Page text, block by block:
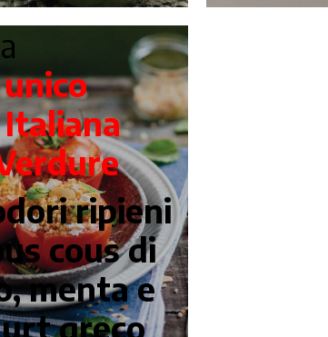
Italiana
ripieni
cous di
menta e
greco